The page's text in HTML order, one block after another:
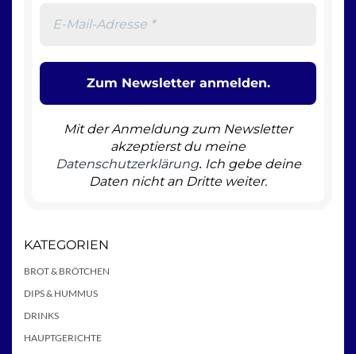
Mit der Anmeldung zum Newsletter
akzeptierst du meine
Datenschutzerklärung. Ich gebe deine
Daten nicht an Dritte weiter.
KATEGORIEN
BROT & BRÖTCHEN
DIPS & HUMMUS
DRINKS
HAUPTGERICHTE